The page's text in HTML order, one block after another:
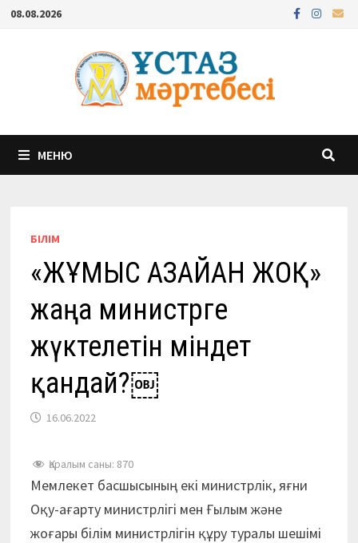
Перейти
содержимому
08.08.2026
МЕНЮ
БІЛІМ
«ЖҰМЫС АЗАЙҒАН ЖОҚ»
жаңа министрге
жүктелетін міндет
қандай?￼
16.06.2022
Қаралым саны: 870
Мемлекет басшысының екі министрлік, яғни
Оқу-ағарту министрлігі мен Ғылым және
жоғары білім министрлігін құру туралы шешімі